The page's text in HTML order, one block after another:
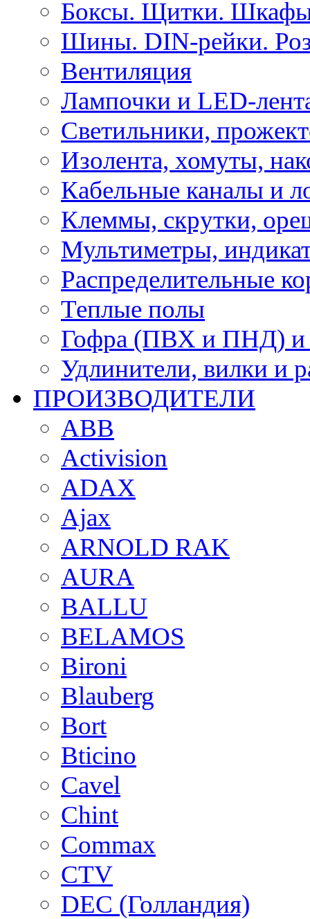
Боксы. Щитки.
Шины. DIN-рейки.
Вентиляция
Лампочки и LED-
Светильники,
Изолента, хомуты,
Кабельные каналы и
Клеммы, скрутки,
Мультиметры,
Распределительные
Теплые полы
Гофра (ПВХ и ПНД) и
Удлинители, вилки и
ПРОИЗВОДИТЕЛИ
ABB
Activision
ADAX
Ajax
ARNOLD RAK
AURA
BALLU
BELAMOS
Bironi
Blauberg
Bort
Bticino
Cavel
Chint
Commax
CTV
DEC (Голландия)